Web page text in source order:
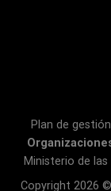
Plan de
Ministerio de
Copyright 2026